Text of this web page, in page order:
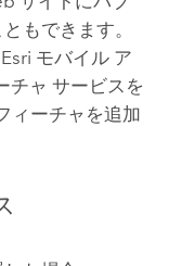
もできます。
モバイル ア
チャ サービスを
ィーチャを追加